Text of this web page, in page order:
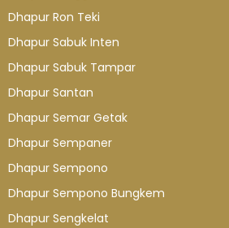
Dhapur Ron Teki
Dhapur Sabuk Inten
Dhapur Sabuk Tampar
Dhapur Santan
Dhapur Semar Getak
Dhapur Sempaner
Dhapur Sempono
Dhapur Sempono Bungkem
Dhapur Sengkelat